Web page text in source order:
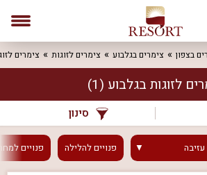
בצפון צימרים בגלבוע צימרים לזוגות צימרים
לזוגות בגלבוע (1)
סינון
עזיבה פנוייםלהלילה פנויים